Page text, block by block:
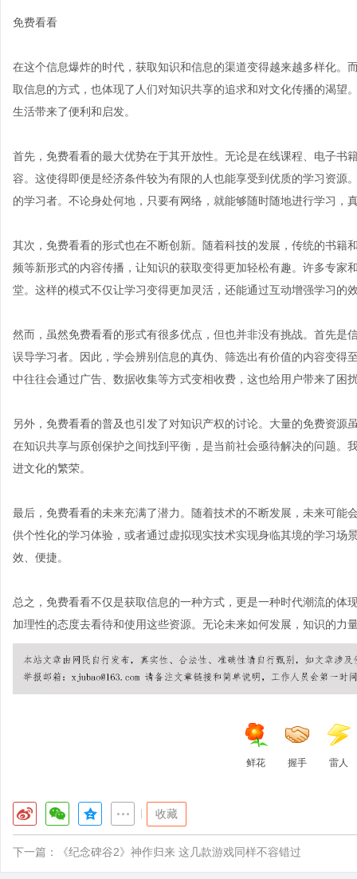
免费看看
在这个信息爆炸的时代，获取知识和信息的渠道变得越来越多样化。
取信息的方式，也体现了人们对知识共享的追求和对文化传播的渴望
生活带来了便利和启发。
首先，免费看看的最大优势在于其开放性。无论是在线课程、电子书
容。这使得即便是经济条件较为有限的人也能享受到优质的学习资源
的学习者。不论身处何地，只要有网络，就能够随时随地进行学习，
其次，免费看看的形式也在不断创新。随着科技的发展，传统的书籍
频等新形式的内容传播，让知识的获取变得更加轻松有趣。许多专家
堂。这样的模式不仅让学习变得更加灵活，还能通过互动增强学习的
然而，虽然免费看看的形式有很多优点，但也并非没有挑战。首先是
误导学习者。因此，学会辨别信息的真伪、筛选出有价值的内容变得
中往往会通过广告、数据收集等方式变相收费，这也给用户带来了困
另外，免费看看的普及也引发了对知识产权的讨论。大量的免费资
在知识共享与原创保护之间找到平衡，是当前社会亟待解决的问题。
进文化的繁荣。
最后，免费看看的未来充满了潜力。随着技术的不断发展，未来可能
供个性化的学习体验，或者通过虚拟现实技术实现身临其境的学习场
效、便捷。
总之，免费看看不仅是获取信息的一种方式，更是一种时代潮流的
加理性的态度去看待和使用这些资源。无论未来如何发展，知识的力
鲜花 握手 雷人
收藏
下一篇： 《纪念碑谷2》神作归来 这几款游戏同样不容错过